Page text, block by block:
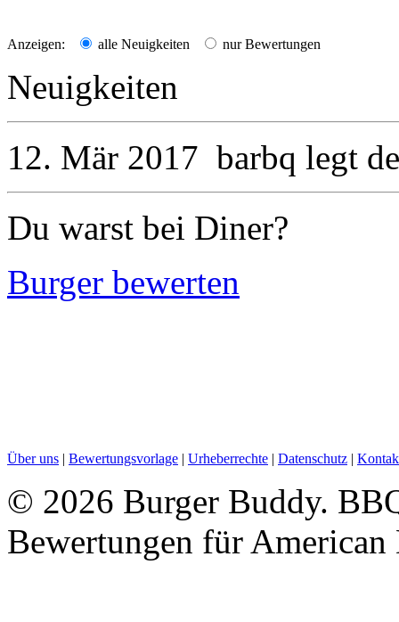
Anzeigen: alle Neuigkeiten nur Bewertungen
Neuigkeiten
12. Mär 2017 barbq legt
Du warst bei Diner?
Burger bewerten
Über uns | Bewertungsvorlage | Urheberrechte | Datenschutz |
© 2026 Burger Buddy.
Bewertungen für